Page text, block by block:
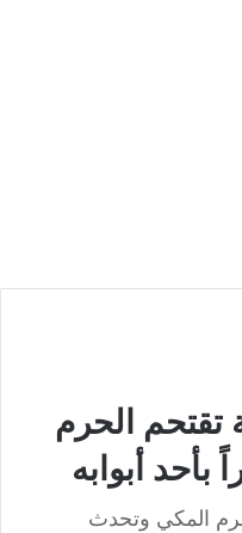
تقتحم الحرم
أبوابه
المكي وتحدث